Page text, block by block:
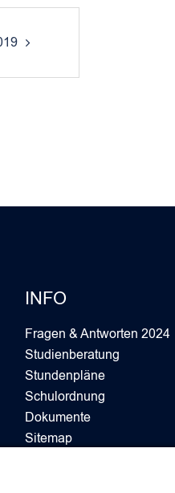
INFO
Fragen & Antworten 2024
Studienberatung
Stundenpläne
Schulordnung
Dokumente
Sitemap